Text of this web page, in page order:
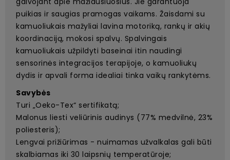
puikias ir saugias pramogas vaikams. Žaisdami su
kamuoliukais mažyliai lavina motoriką, rankų ir akių
koordinaciją, mokosi spalvų. Spalvingais
kamuoliukais užpildyti baseinai itin naudingi
sensorinės integracijos terapijoje, o kamuoliukų
dydis ir apvali forma idealiai tinka vaikų rankytėms.
Savybės
Turi „Oeko-Tex“ sertifikatą;
Malonus liesti veliūrinis audinys (77% medvilnė, 23%
poliesteris);
Lengvai prižiūrimas - nuimamas užvalkalas gali būti
skalbiamas iki 30 laipsnių temperatūroje;